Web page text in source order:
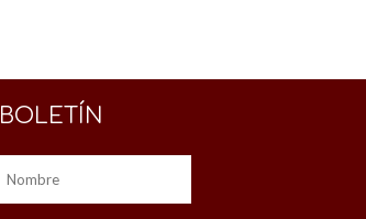
BOLETÍN